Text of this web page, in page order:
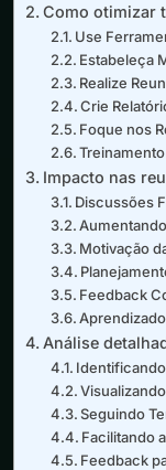
Como otimizar
Use
Estabeleça
Realize
Crie
Foque nos
Impacto nas
Discussões
Motivação
Feedback
Análise
Seguindo
Facilitando
Feedback